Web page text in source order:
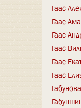
Гаас
Гаас
Гаас
Гаас
Гаас
Гаас